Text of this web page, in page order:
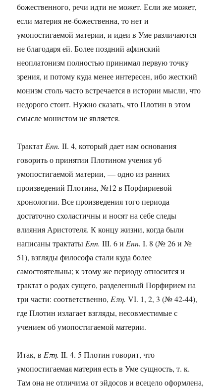
божественного, речи идти не может. Если же может,
если материя не-божественна, то нет и
умопостигаемой материи, и идеи в Уме различаются
не благодаря ей. Более поздний афинский
неоплатонизм полностью принимал первую точку
зрения, и потому куда менее интересен, ибо жесткий
монизм столь часто встречается в истории мысли, что
недорого стоит. Нужно сказать, что Плотин в этом
смысле монистом не является.
Трактат Enn. II. 4, который дает нам основания
говорить о принятии Плотином учения уб
умопостигаемой материи, — одно из ранних
произведений Плотина, №12 в Порфириевой
хронологии. Все произведения того периода
достаточно схоластичны и носят на себе следы
влияния Аристотеля. К концу жизни, когда были
написаны трактаты Enn. III. 6 и Enn. I. 8 (№ 26 и №
51), взгляды философа стали куда более
самостоятельны; к этому же периоду относится и
трактат о родах сущего, разделенный Порфирием на
три части: соответственно, Επη. VI. 1, 2, 3 (№ 42-44),
где Плотин излагает взгляды, несовместимые с
учением об умопостигаемой материи.
Итак, в Επη. II. 4. 5 Плотин говорит, что
умопостигаемая материя есть в Уме сущность, т. к.
Там она не отличима от эйдосов и всецело оформлена,